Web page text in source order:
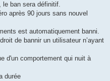
le ban sera définitif.
après 90 jours sans nouvel
est automatiquement banni.
de bannir un utilisateur n’ayant
d'un comportement qui nuit à
durée